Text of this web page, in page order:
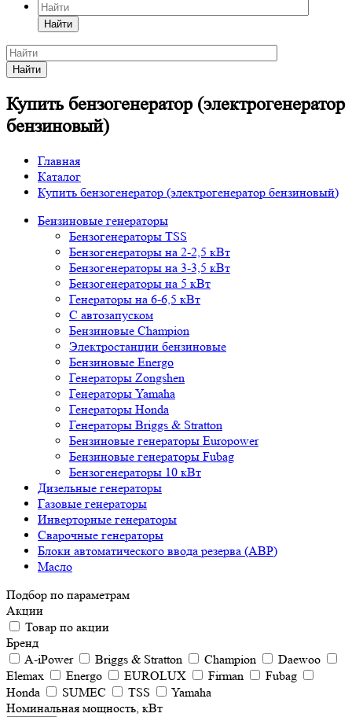
Найти
Найти
Купить бензогенератор (электрогенератор
бензиновый)
Главная
Каталог
Купить бензогенератор (электрогенератор бензиновый)
Бензиновые генераторы
Бензогенераторы TSS
Бензогенераторы на 2-2,5 кВт
Бензогенераторы на 3-3,5 кВт
Бензогенераторы на 5 кВт
Генераторы на 6-6,5 кВт
С автозапуском
Бензиновые Champion
Электростанции бензиновые
Бензиновые Energo
Генераторы Zongshen
Генераторы Yamaha
Генераторы Honda
Генераторы Briggs & Stratton
Бензиновые генераторы Europower
Бензиновые генераторы Fubag
Бензогенераторы 10 кВт
Дизельные генераторы
Газовые генераторы
Инверторные генераторы
Сварочные генераторы
Блоки автоматического ввода резерва (АВР)
Масло
Подбор по параметрам
Акции
Товар по акции
Бренд
A-iPower
Briggs & Stratton Champion
Daewoo
Elemax
Energo EUROLUX Firman
Fubag
Honda
SUMEC TSS
Yamaha
Номинальная мощность, кВт